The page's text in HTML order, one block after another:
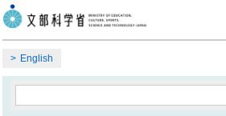
English